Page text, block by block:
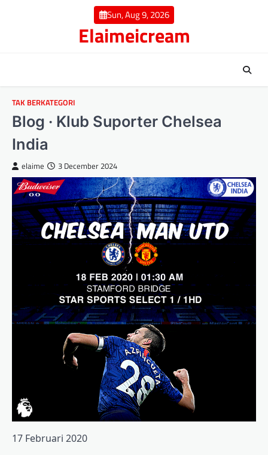
Sun, Aug 9, 2026
Elaimeicream
TAK BERKATEGORI
Blog · Klub Suporter Chelsea
India
elaime 3 December 2024
17 Februari 2020